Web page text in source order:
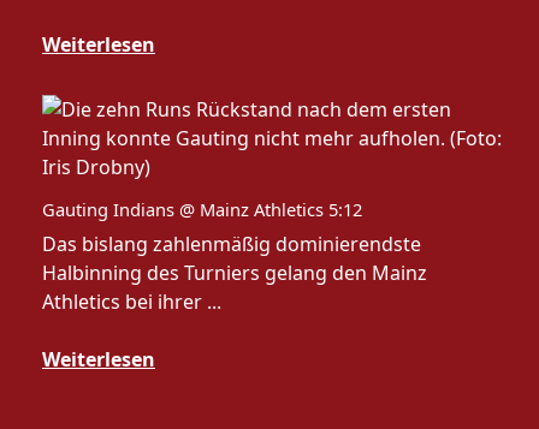
Weiterlesen
Gauting Indians @ Mainz Athletics 5:12
Das bislang zahlenmäßig dominierendste
Halbinning des Turniers gelang den Mainz
Athletics bei ihrer ...
Weiterlesen